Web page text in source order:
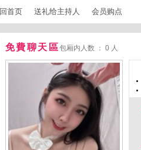
回首页 送礼给主持人 会员购点
免費聊天區包厢内人数 ： 0 人